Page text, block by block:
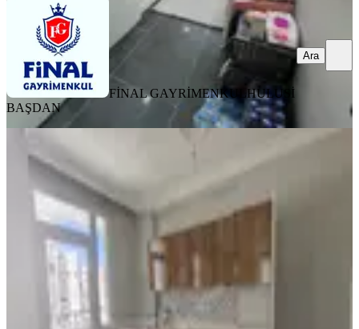
FİNAL GAYRİMENKUL HULUSİ
BAŞDAN
Ara
Esse My Home Dan Kıyıboyu
Fevzipaşa Da 2+1 Geniş Kapalı
Mutfak
Seyhan, Barış Mahallesi
145 m²